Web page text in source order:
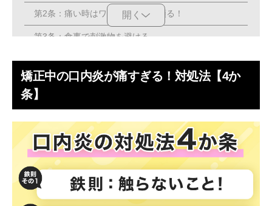
第2条：痛い時はワックスや薬に頼る！
第3条：食事で刺激物を避ける
第4条：歯科医院で装置を調整してもらう
歯科矯正中に口内炎ができる原因と症状を解説
矯正器具が口腔内を傷つけるから(カタル性口内炎)
免疫力が低下しているから(アフタ性口内炎)
口の中が不衛生だから(カンジダ性口内炎)
ウイルスに感染しているから(ウイルス性口内炎)
アレルギーを引き起こしているから(アレルギー性口内
開く
矯正中の口内炎が痛すぎる！対処法【4か
条】